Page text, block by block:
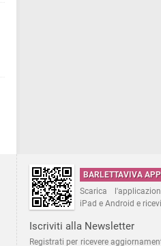
BARLETTAVIVA APP
Scarica
iPad e Android e
Iscriviti alla Newsletter
Registrati per ricevere